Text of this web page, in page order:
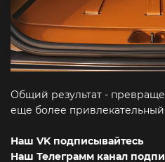
Общий результат -
еще более
Наш VK подписывайтесь
Наш Телеграмм канал